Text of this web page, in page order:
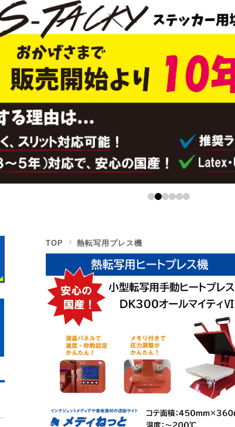
TOP 熱転写用プレス機